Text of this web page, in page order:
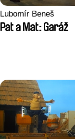
Lubomír Beneš
Pat a Mat: Garáž